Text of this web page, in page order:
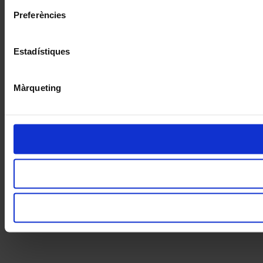
Preferències
Estadístiques
Màrqueting